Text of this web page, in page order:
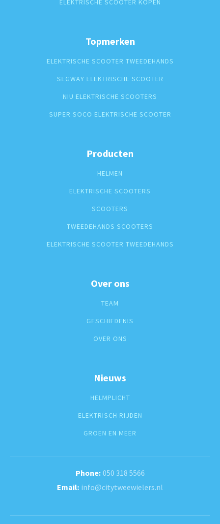
ELEKTRISCHE SCOOTER KOPEN
Topmerken
ELEKTRISCHE SCOOTER TWEEDEHANDS
SEGWAY ELEKTRISCHE SCOOTER
NIU ELEKTRISCHE SCOOTERS
SUPER SOCO ELEKTRISCHE SCOOTER
Producten
HELMEN
ELEKTRISCHE SCOOTERS
SCOOTERS
TWEEDEHANDS SCOOTERS
ELEKTRISCHE SCOOTER TWEEDEHANDS
Over ons
TEAM
GESCHIEDENIS
OVER ONS
Nieuws
HELMPLICHT
ELEKTRISCH RIJDEN
GROEN EN MEER
050 318 5566
info@citytweewielers.nl